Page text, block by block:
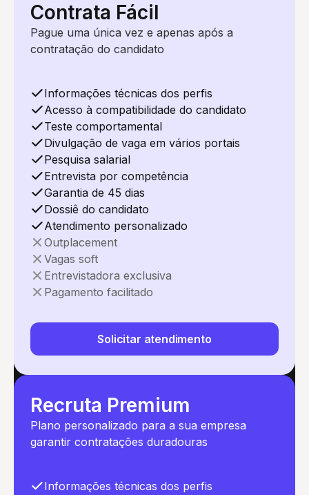
Contrata Fácil
Pague uma única vez e apenas após a
contratação do candidato
Informações técnicas dos perfis
Acesso à compatibilidade do candidato
Teste comportamental
Divulgação de vaga em vários portais
Pesquisa salarial
Entrevista por competência
Garantia de 45 dias
Dossiê do candidato
Atendimento personalizado
Outplacement
Vagas soft
Entrevistadora exclusiva
Pagamento facilitado
Solicitar atendimento
Recruta Premium
Plano personalizado para a sua empresa
garantir contratações duradouras
Informações técnicas dos perfis